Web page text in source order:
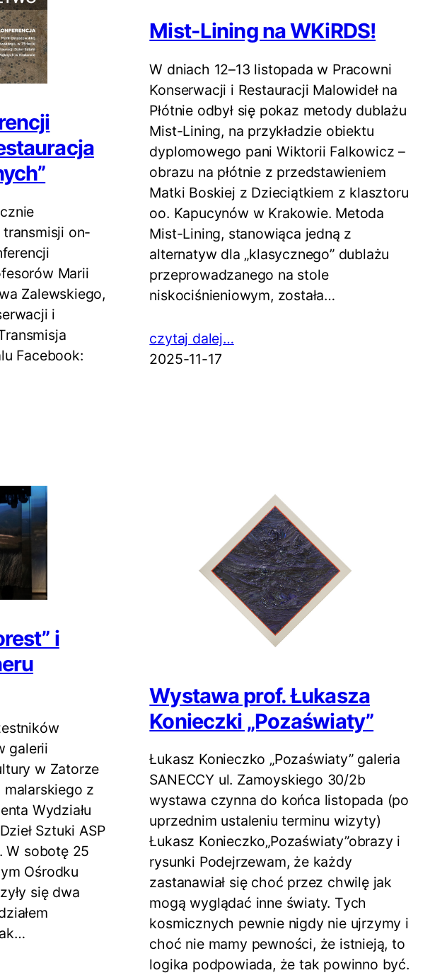
on-
Marii
Zalewskiego,
i
Facebook:
Mist-Lining na WKiRDS!
W dniach 12–13 listopada w Pracowni
Konserwacji i Restauracji Malowideł na
Płótnie odbył się pokaz metody dublażu
Mist-Lining, na przykładzie obiektu
dyplomowego pani Wiktorii Falkowicz –
obrazu na płótnie z przedstawieniem
Matki Boskiej z Dzieciątkiem z klasztoru
oo. Kapucynów w Krakowie. Metoda
Mist-Lining, stanowiąca jedną z
alternatyw dla „klasycznego” dublażu
przeprowadzanego na stole
niskociśnieniowym, została…
czytaj dalej…
2025-11-17
i
galerii
w Zatorze
z
Wydziału
Sztuki ASP
W sobotę 25
Ośrodku
się dwa
Wystawa prof. Łukasza
Konieczki „Pozaświaty”
Łukasz Konieczko „Pozaświaty” galeria
SANECCY ul. Zamoyskiego 30/2b
wystawa czynna do końca listopada (po
uprzednim ustaleniu terminu wizyty)
Łukasz Konieczko„Pozaświaty”obrazy i
rysunki Podejrzewam, że każdy
zastanawiał się choć przez chwilę jak
mogą wyglądać inne światy. Tych
kosmicznych pewnie nigdy nie ujrzymy i
choć nie mamy pewności, że istnieją, to
logika podpowiada, że tak powinno być.